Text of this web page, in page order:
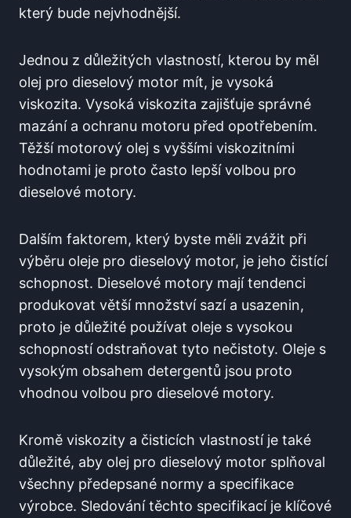
který bude nejvhodnější.
Jednou z důležitých vlastností, kterou by měl
olej pro dieselový motor mít, je vysoká
viskozita. Vysoká viskozita zajišťuje správné
mazání a ochranu motoru před opotřebením.
Těžší motorový olej s vyššími viskozitními
hodnotami je proto často lepší volbou pro
dieselové motory.
Dalším faktorem, který byste měli zvážit při
výběru oleje pro dieselový motor, je jeho čistící
schopnost. Dieselové motory mají tendenci
produkovat větší množství sazí a usazenin,
proto je důležité používat oleje s vysokou
schopností odstraňovat tyto nečistoty. Oleje s
vysokým obsahem detergentů jsou proto
vhodnou volbou pro dieselové motory.
Kromě viskozity a čisticích vlastností je také
důležité, aby olej pro dieselový motor splňoval
všechny předepsané normy a specifikace
výrobce. Sledování těchto specifikací je klíčové